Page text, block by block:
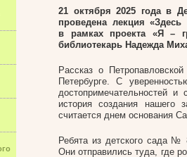
21 октября 2025 года в
проведена лекция
в рамках проекта «Я –
библиотекарь Надежда
Рассказ о
Петербурге. С
достопримечательностей
история создания нашего
считается днем основания
Ребята из детского сада №
Они отправились туда, где